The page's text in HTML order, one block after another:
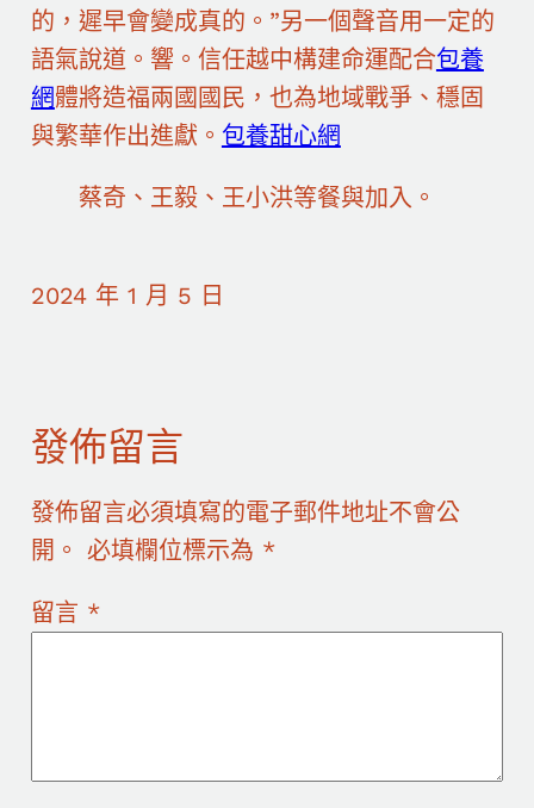
的，遲早會變成真的。”另一個聲音用一定的
語氣說道。響。信任越中構建命運配合包養
網體將造福兩國國民，也為地域戰爭、穩固
與繁華作出進獻。 包養甜心網
蔡奇、王毅、王小洪等餐與加入。
2024 年 1 月 5 日
發佈留言
發佈留言必須填寫的電子郵件地址不會公
開。 必填欄位標示為 *
留言 *